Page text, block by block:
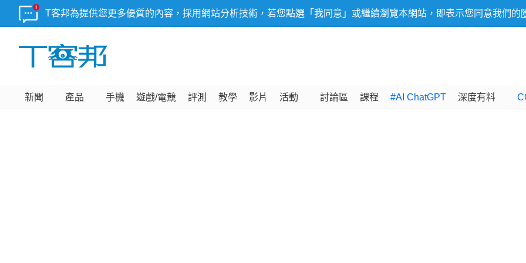
T客邦為提供您更多優質的內容，採用網站分析技術，若您點選「我同意」或繼續瀏覽本網站，即表示您同意我們的
新聞 產品 手機 遊戲/電競 評測 教學 影片 活動 討論區 課程 #AI ChatGPT 深度有料